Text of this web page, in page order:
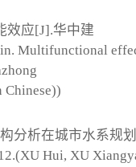
效应[J].华中建
Multifunctional
分析在城市水系规
Hui, XU